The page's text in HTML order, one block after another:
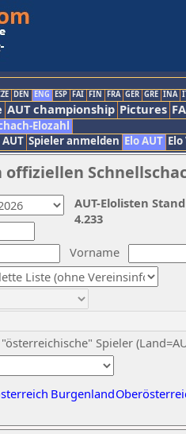
DEN ENG ESP FAI FIN FRA GER GRE INA
AUT championship Pictures
Elozahl
Spieler anmelden Elo AUT
Vorname
Spieler
Burgenland
AUT-Elolisten
4.233